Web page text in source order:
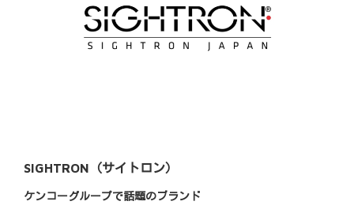
SIGHTRON（サイトロン）
ケンコーグループで話題のブランド